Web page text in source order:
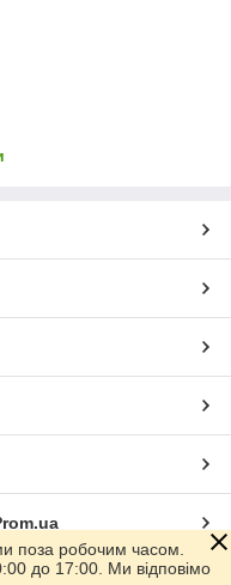
поза робочим часом.
до 17:00. Ми відповімо